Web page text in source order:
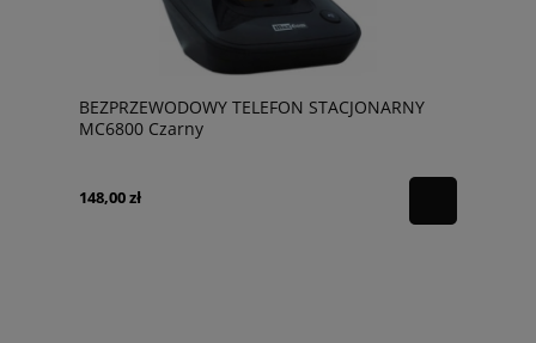
BEZPRZEWODOWY TELEFON STACJONARNY
MC6800 Czarny
148,00 zł